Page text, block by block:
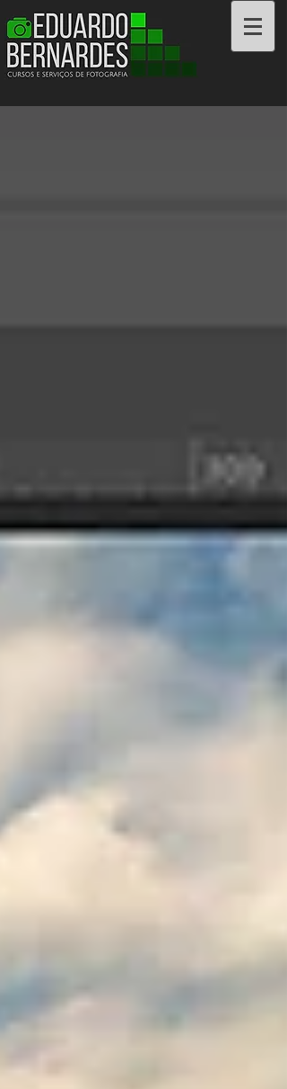
Cursos e Serviços